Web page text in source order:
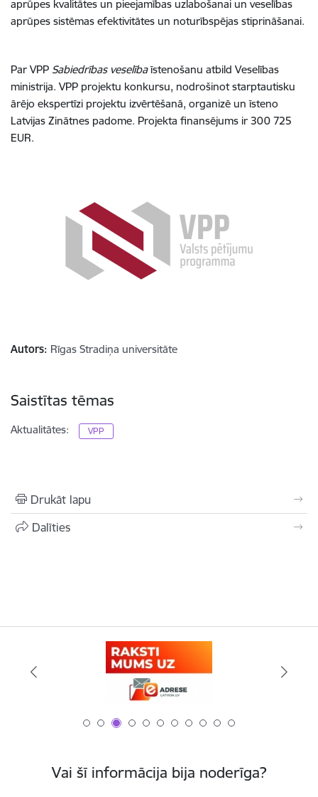
aprūpes kvalitātes un pieejamības uzlabošanai un veselības
aprūpes sistēmas efektivitātes un noturībspējas stiprināšanai.
Par VPP Sabiedrības veselībaīstenošanu atbild Veselības
ministrija. VPP projektu konkursu, nodrošinot starptautisku
ārējo ekspertīzi projektu izvērtēšanā, organizē un īsteno
Latvijas Zinātnes padome. Projekta finansējums ir 300 725
EUR.
Autors: Rīgas Stradiņa universitāte
Saistītas tēmas
Aktualitātes: VPP
Drukāt lapu
Dalīties
Vai šī informācija bija noderīga?